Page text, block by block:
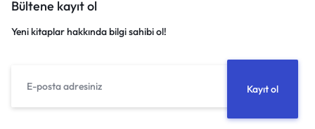
Bültene kayıt ol
Yeni kitaplar hakkında bilgi sahibi ol!